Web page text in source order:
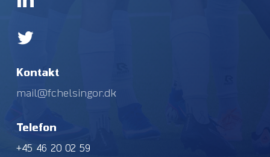
Kontakt
mail@fchelsingor.dk
Telefon
+45 46 20 02 59